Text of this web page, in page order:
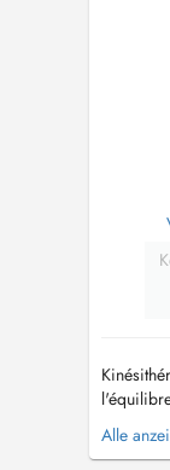
cabinet
route de
Alle